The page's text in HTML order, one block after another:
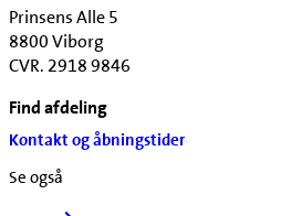
Prinsens Alle 5
8800 Viborg
CVR. 2918 9846
Find afdeling
Kontakt og åbningstider
Se også